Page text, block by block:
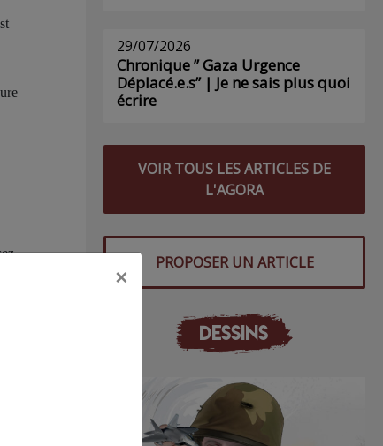
29/07/2026
Chronique ” Gaza Urgence
Déplacé.e.s” | Je ne sais plus quoi
écrire
VOIR TOUS LES ARTICLES DE
L'AGORA
PROPOSER UN ARTICLE
DESSINS
×